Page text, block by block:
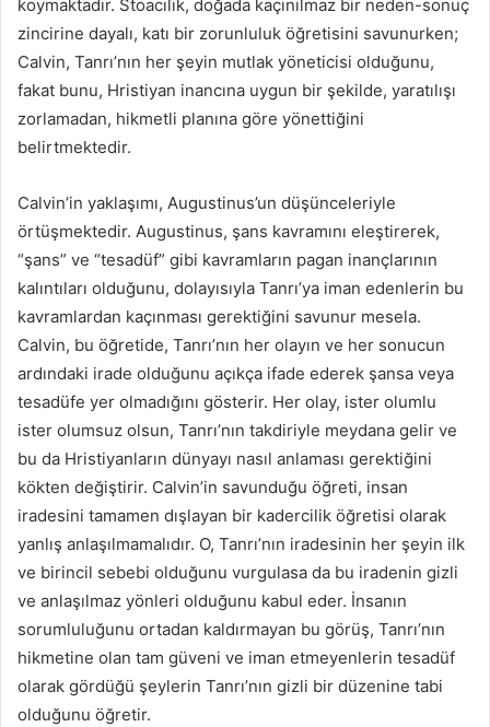
koymaktadır. Stoacılık, doğada kaçınılmaz bir neden-sonuç
zincirine dayalı, katı bir zorunluluk öğretisini savunurken;
Calvin, Tanrı’nın her şeyin mutlak yöneticisi olduğunu,
fakat bunu, Hristiyan inancına uygun bir şekilde, yaratılışı
zorlamadan, hikmetli planına göre yönettiğini
belirtmektedir.
Calvin’in yaklaşımı, Augustinus’un düşünceleriyle
örtüşmektedir. Augustinus, şans kavramını eleştirerek,
“şans” ve “tesadüf” gibi kavramların pagan inançlarının
kalıntıları olduğunu, dolayısıyla Tanrı’ya iman edenlerin bu
kavramlardan kaçınması gerektiğini savunur mesela.
Calvin, bu öğretide, Tanrı’nın her olayın ve her sonucun
ardındaki irade olduğunu açıkça ifade ederek şansa veya
tesadüfe yer olmadığını gösterir. Her olay, ister olumlu
ister olumsuz olsun, Tanrı’nın takdiriyle meydana gelir ve
bu da Hristiyanların dünyayı nasıl anlaması gerektiğini
kökten değiştirir. Calvin’in savunduğu öğreti, insan
iradesini tamamen dışlayan bir kadercilik öğretisi olarak
yanlış anlaşılmamalıdır. O, Tanrı’nın iradesinin her şeyin ilk
ve birincil sebebi olduğunu vurgulasa da bu iradenin gizli
ve anlaşılmaz yönleri olduğunu kabul eder. İnsanın
sorumluluğunu ortadan kaldırmayan bu görüş, Tanrı’nın
hikmetine olan tam güveni ve iman etmeyenlerin tesadüf
olarak gördüğü şeylerin Tanrı’nın gizli bir düzenine tabi
olduğunu öğretir.